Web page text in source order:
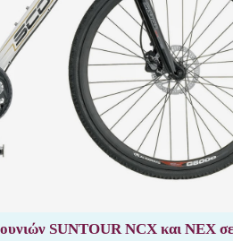
SUNTOUR NCX και NEX σε